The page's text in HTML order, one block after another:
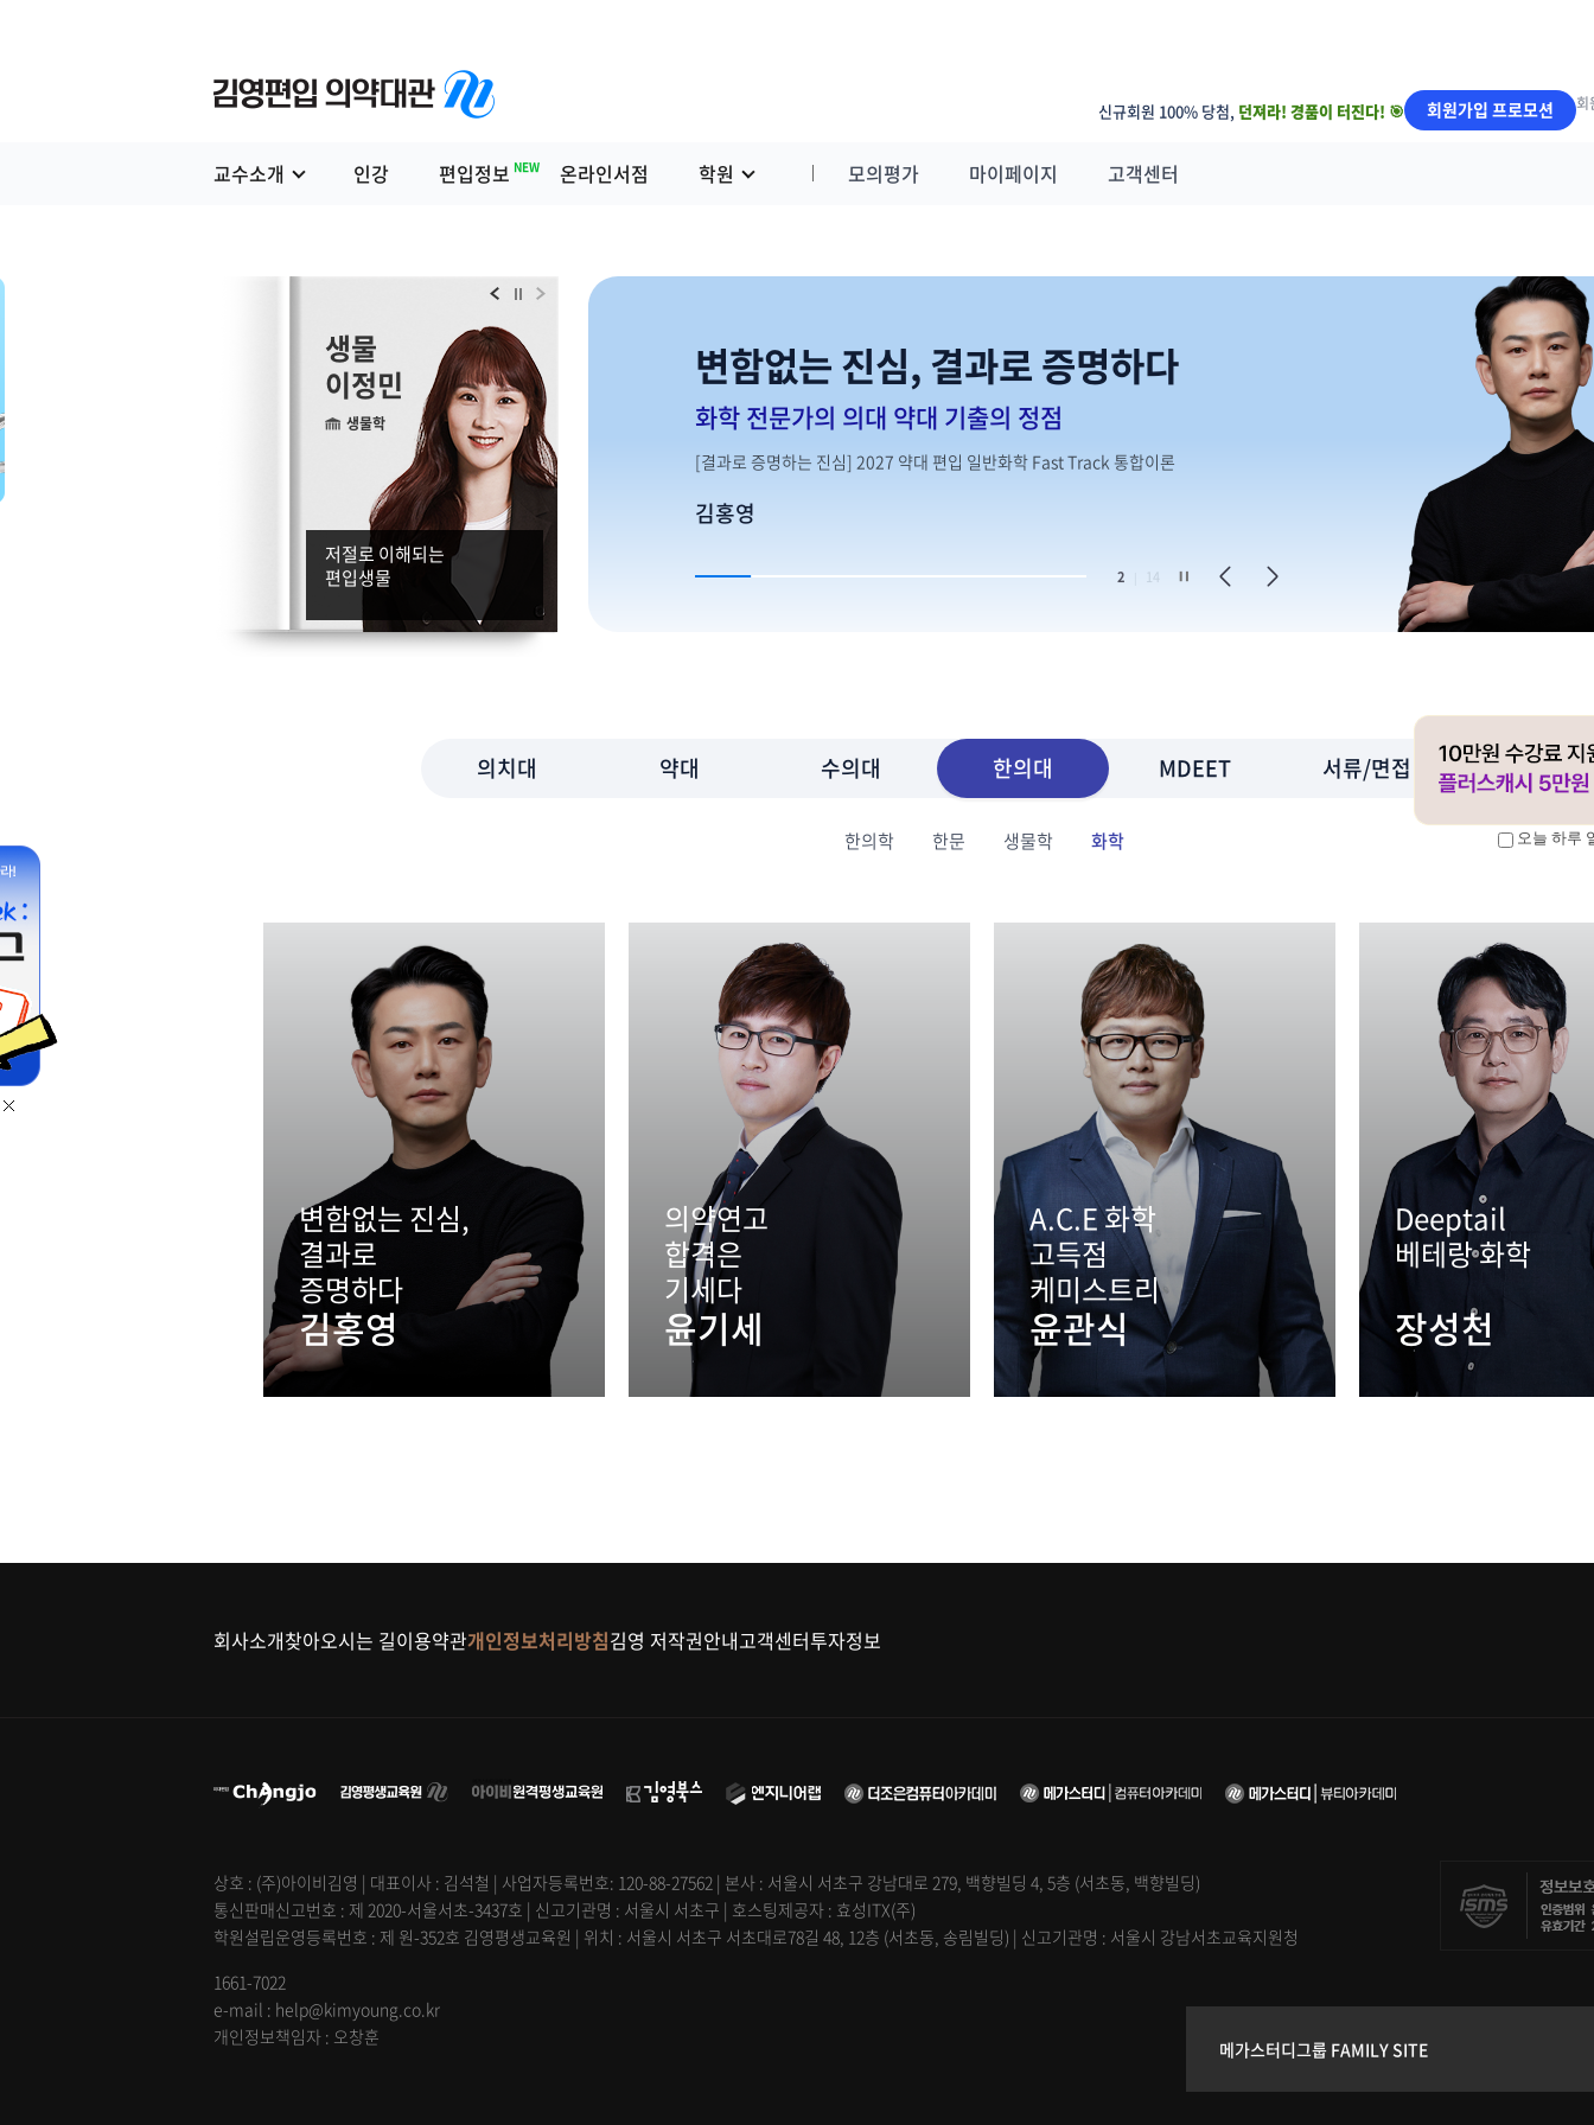
신규회원 100% 당첨, 던져라! 경품이 터진다! 🎯 회원가입 프로모션 회
교수소개 인강 편입정보 NEW 온라인서점 학원 모의평가 마이페이지 고객센터
오늘 하루
생물
서동진
생물학
의대는 서동진
약대도 서동진
생물
이정민
생물학
저절로 이해되는
편입생물
본+심화 모든이론 총집합
변함없는 진심, 결과로 증명하다
화학 전문가의 의대 약대 기출의 정점
[결과로 증명하는 진심] 2027 약대 편입 일반화학 Fast Track 통합이론
김홍영
2 14
의치대 약대 수의대 한의대
한의학 한문 생물학 화학
MDEET 서류/면접
변함없는 진심,
결과로
증명하다
김홍영
의약연고
합격은
기세다
윤기세
A.C.E 화학
고득점
케미스트리
윤관식
Deeptail
베테랑 화학
장성천
회사소개찾아오시는 길이용약관개인정보처리방침김영 저작권안내고객센터투자정보
상호 : (주)아이비김영 | 대표이사 : 김석철 | 사업자등록번호: 120-88-27562 | 본사 : 서울시 서초구 강남대로 279, 백향빌딩 4, 5층 (서초동, 백향빌딩)
통신판매신고번호 : 제 2020-서울서초-3437호 | 신고기관명 : 서울시 서초구 | 호스팅제공자 : 효성ITX(주)
학원설립운영등록번호 : 제 원-352호 김영평생교육원 | 위치 : 서울시 서초구 서초대로78길 48, 12층 (서초동, 송림빌딩) | 신고기관명 : 서울시 강남서초교육지원청
1661-7022
e-mail : help@kimyoung.co.kr
개인정보책임자 : 오창훈
메가스터디그룹 FAMILY SITE